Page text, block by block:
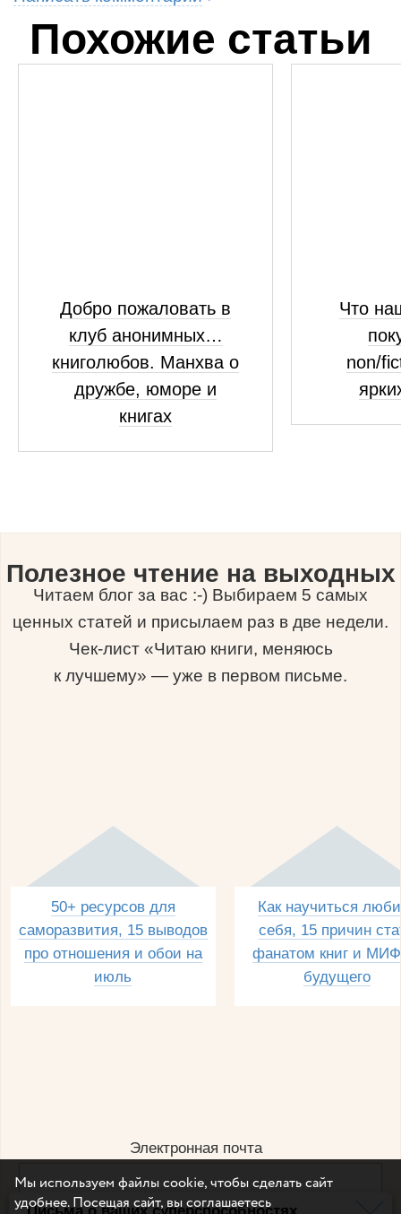
Похожие статьи
Добро пожаловать в
клуб анонимных…
книголюбов. Манхва о
дружбе, юморе и
книгах
Что
non/
Полезное чтение на выходных
Читаем блог за вас :-) Выбираем 5 самых
ценных статей и присылаем раз в две недели.
Чек-лист «Читаю книги, меняюсь
к лучшему» — уже в первом письме.
50+ ресурсов для
саморазвития, 15 выводов
про отношения и обои на
июль
Как научиться
себя, 15 причин
фанатом книг и
будущего
Электронная почта
Мы используем файлы cookie, чтобы сделать сайт
удобнее. Посещая сайт, вы соглашаетесь